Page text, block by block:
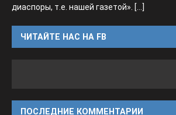
диаспоры, т.е. нашей газетой». [...]
ЧИТАЙТЕ НАС НА FB
ПОСЛЕДНИЕ КОММЕНТАРИИ